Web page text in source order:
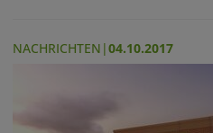
NACHRICHTEN |04.10.2017